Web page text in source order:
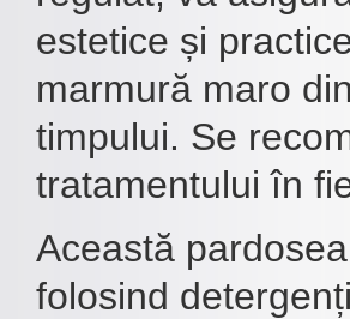
estetice și
marmură maro
timpului. Se
tratamentului în
Această
folosind